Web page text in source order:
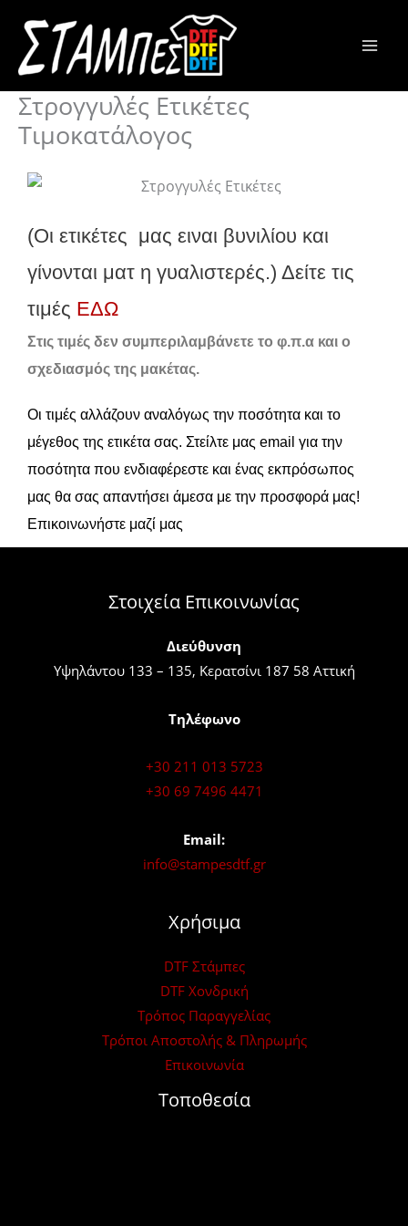
περιεχόμενο
Στρογγυλές Ετικέτες
Τιμοκατάλογος
(Οι ετικέτες μας ειναι βυνιλίου και
γίνονται ματ η γυαλιστερές.) Δείτε τις
τιμές ΕΔΩ
Στις τιμές δεν συμπεριλαμβάνετε το φ.π.α και ο
σχεδιασμός της μακέτας.
Οι τιμές αλλάζουν αναλόγως την ποσότητα και το
μέγεθος της ετικέτα σας. Στείλτε μας email για την
ποσότητα που ενδιαφέρεστε και ένας εκπρόσωπος
μας θα σας απαντήσει άμεσα με την προσφορά μας!
Επικοινωνήστε μαζί μας
Στοιχεία Επικοινωνίας
Διεύθυνση
Υψηλάντου 133 – 135, Κερατσίνι 187 58 Αττική
Τηλέφωνο
+30 211 013 5723
+30 69 7496 4471
Email:
info@stampesdtf.gr
Χρήσιμα
DTF Στάμπες
DTF Χονδρική
Τρόπος Παραγγελίας
Τρόποι Αποστολής & Πληρωμής
Επικοινωνία
Τοποθεσία